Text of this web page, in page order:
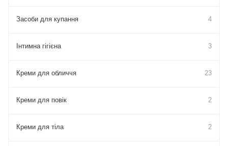
Засоби для купання 4
Інтимна гігієна 3
Креми для обличчя 23
Креми для повік 2
Креми для тіла 2